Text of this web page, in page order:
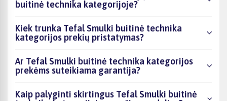
buitinė technika kategorijoje?
Kiek trunka Tefal Smulki buitinė technika
kategorijos prekių pristatymas?
Ar Tefal Smulki buitinė technika kategorijos
prekėms suteikiama garantija?
Kaip palyginti skirtingus Tefal Smulki buitinė